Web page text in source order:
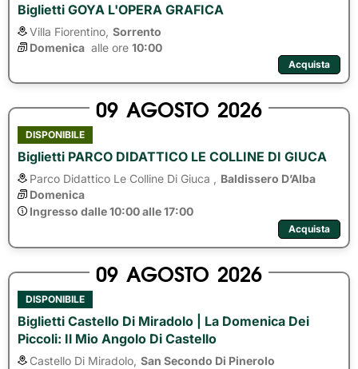
Biglietti GOYA L'OPERA GRAFICA
Villa Fiorentino, Sorrento
Domenica alle ore 10:00
Acquista
09 AGOSTO 2026
DISPONIBILE
Biglietti PARCO DIDATTICO LE COLLINE DI GIUCA
Parco Didattico Le Colline Di Giuca ,
Baldissero D’Alba
Domenica
Ingresso dalle 10:00 alle 17:00
Acquista
09 AGOSTO 2026
DISPONIBILE
Biglietti Castello Di Miradolo | La Domenica Dei
Piccoli: Il Mio Angolo Di Castello
Castello Di Miradolo, San Secondo Di Pinerolo